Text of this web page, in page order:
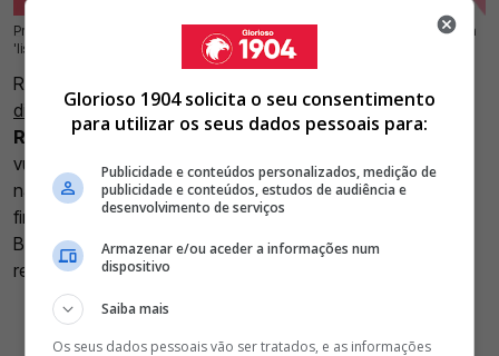
Presidente do Benfica, Rui Costa, está numa situação delicada ao entrar na
'lista negra' do Banco de Portugal, após incumprimento de pagamentos
25 Jul 2026 | 11:38 |
Rui Costa,
diante do St. Gallen (2-1),foi incluído na Central de
Responsabilidades de Crédito do Banco de Portugal
vulgarmente conhecida como a "lista negra" do regulador,
na sequência de um incumprimento relacionado com um
financiamento superior a 20 milhões de euros junto do
Banco Montepio. O caso liga-se ao empreendimento
residencial de luxo Dream Living, em Carnaxide.
Glorioso 1904 solicita o seu consentimento
para utilizar os seus dados pessoais para:
Publicidade e conteúdos personalizados, medição de
publicidade e conteúdos, estudos de audiência e
desenvolvimento de serviços
Armazenar e/ou aceder a informações num
dispositivo
Saiba mais
Os seus dados pessoais vão ser tratados, e as informações